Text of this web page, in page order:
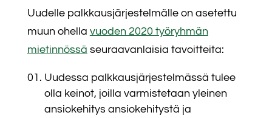
Uudelle palkkausjärjestelmälle on asetettu
muun ohella vuoden 2020 työryhmän
mietinnössä seuraavanlaisia tavoitteita:
Uudessa palkkausjärjestelmässä tulee
olla keinot, joilla varmistetaan yleinen
ansiokehitys ansiokehitystä ja